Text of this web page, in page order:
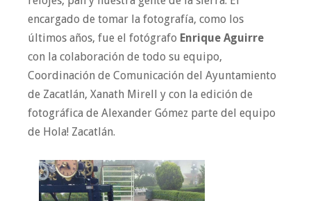
encargado de tomar la fotografía, como los
últimos años, fue el fotógrafo Enrique Aguirre
con la colaboración de todo su equipo,
Coordinación de Comunicación del Ayuntamiento
de Zacatlán, Xanath Mirell y con la edición de
fotográfica de Alexander Gómez parte del equipo
de Hola! Zacatlán.